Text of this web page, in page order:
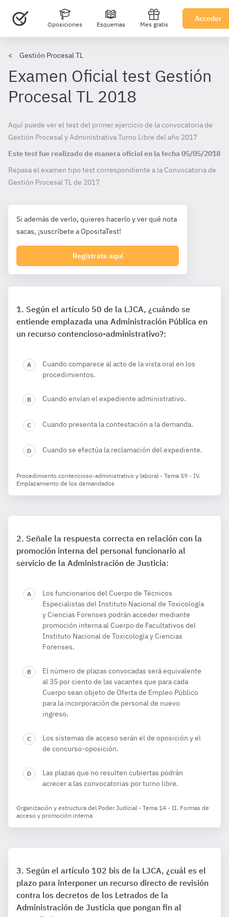
Oposiciones Esquemas Mes gratis
Acceder
Gestión Procesal TL
Examen Oficial test Gestión
Procesal TL 2018
Aquí puede ver el test del primer ejercicio de la convocatoria de
Gestión Procesal y Administrativa Turno Libre del año 2017
Este test fue realizado de manera oficial en la fecha05/05/2018
Repasa el examen tipo test correspondiente a la Convocatoria de
Gestión Procesal TL de 2017
Si además de verlo, quieres hacerlo y ver qué nota
sacas, ¡suscríbete a OpositaTest!
Registrate aquí
Según el artículo 50 de la LJCA, ¿cuándo se
entiende emplazada una Administración Pública en
un recurso contencioso-administrativo?:
Cuando comparece al acto de la vista oral en los
procedimientos.
Cuando envían el expediente administrativo.
Cuando presenta la contestación a la demanda.
Cuando se efectúa la reclamación del expediente.
Procedimiento contencioso-administrativo y laboral - Tema 59 - IV.
Emplazamiento de los demandados
Señale la respuesta correcta en relación con la
promoción interna del personal funcionario al
servicio de la Administración de Justicia:
Los funcionarios del Cuerpo de Técnicos
Especialistas del Instituto Nacional de Toxicología
y Ciencias Forenses podrán acceder mediante
promoción interna al Cuerpo de Facultativos del
Instituto Nacional de Toxicología y Ciencias
Forenses.
El número de plazas convocadas será equivalente
al 35 por ciento de las vacantes que para cada
Cuerpo sean objeto de Oferta de Empleo Público
para la incorporación de personal de nuevo
ingreso.
Los sistemas de acceso serán el de oposición y el
de concurso-oposición.
Las plazas que no resulten cubiertas podrán
acrecer a las convocatorias por turno libre.
Organización y estructura del Poder Judicial - Tema 14 - II. Formas de
acceso y promoción interna
Según el artículo 102 bis de la LJCA, ¿cuál es el
plazo para interponer un recurso directo de revisión
contra los decretos de los Letrados de la
Administración de Justicia que pongan fin al